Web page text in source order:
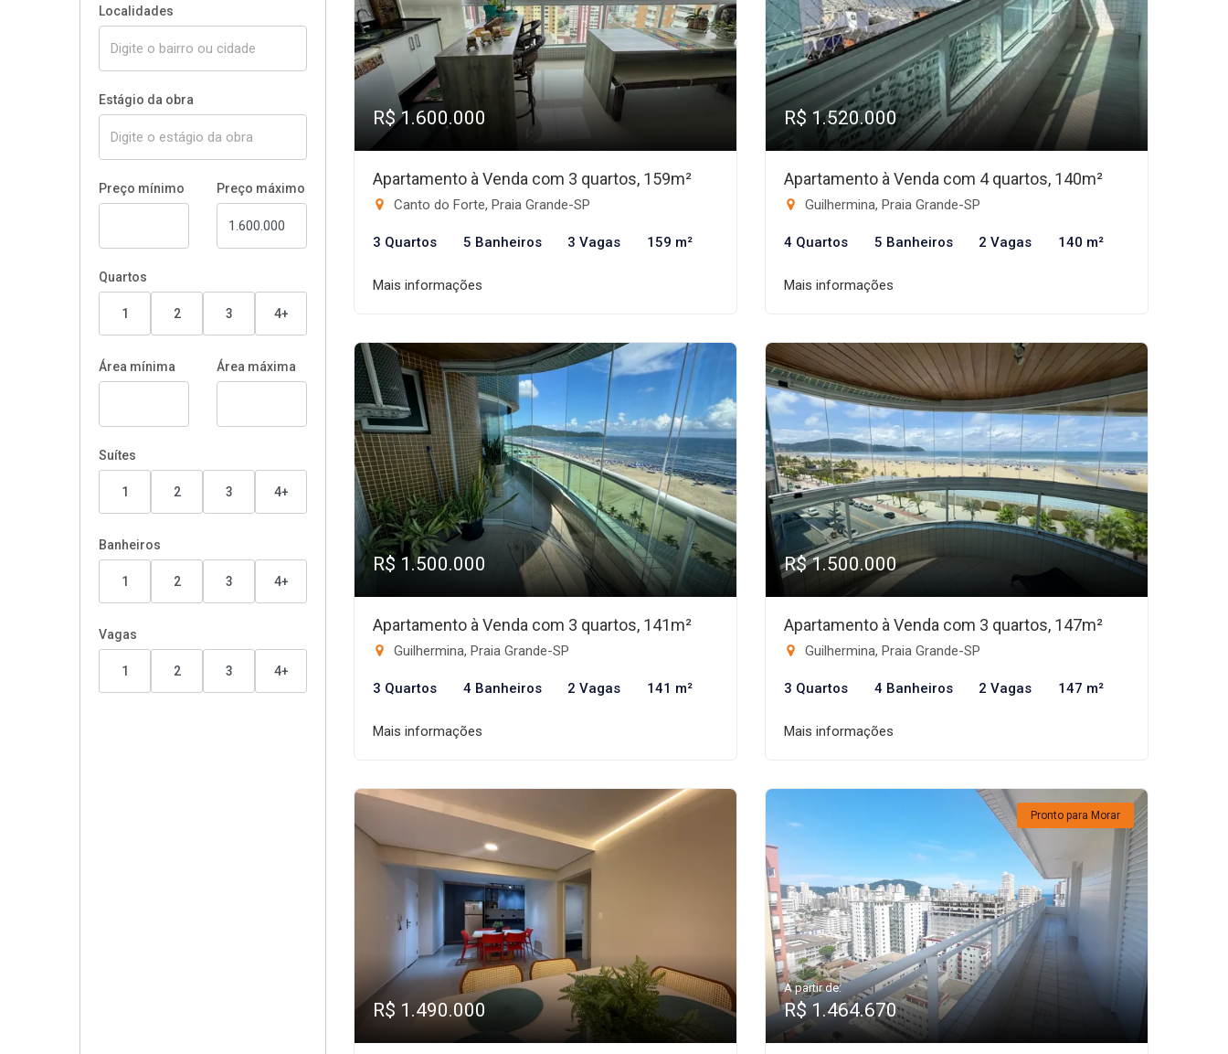
Localidades
Estágio da obra
Preço mínimo Preço máximo
Quartos
1 2 3 4+
Área mínima Área máxima
Suítes
1 2 3 4+
Banheiros
1 2 3 4+
Vagas
1 2 3 4+
R$ 1.600.000
Apartamento à Venda com 3 quartos, 159m²
Canto do Forte, Praia Grande-SP
3 Quartos 5 Banheiros 3 Vagas 159 m²
Mais informações
R$ 1.520.000
Apartamento à Venda com 4 quartos, 140m²
Guilhermina, Praia Grande-SP
4 Quartos 5 Banheiros 2 Vagas 140 m²
Mais informações
R$ 1.500.000
Apartamento à Venda com 3 quartos, 141m²
Guilhermina, Praia Grande-SP
3 Quartos 4 Banheiros 2 Vagas 141 m²
Mais informações
R$ 1.500.000
Apartamento à Venda com 3 quartos, 147m²
Guilhermina, Praia Grande-SP
3 Quartos 4 Banheiros 2 Vagas 147 m²
Mais informações
R$ 1.490.000
Pronto para Morar
A partir de:
R$ 1.464.670